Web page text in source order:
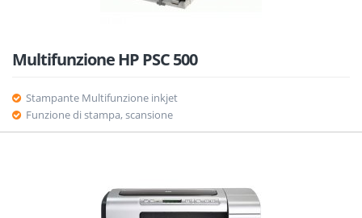
Multifunzione HP PSC 500
Stampante Multifunzione inkjet
Funzione di stampa, scansione